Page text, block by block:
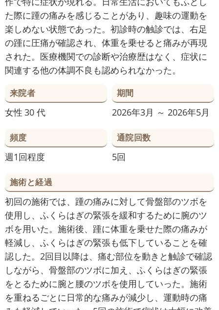
た際に踵の痛みを感じることがあり、趣味の運動を
楽しめない状態であった。初診時の触診では、右足
の踵に圧痛が確認され、体重を乗せると痛みが再現
された。医療機関での診断や治療歴はなく、症状に
関連する他の体調不良も認められなかった。
来院者
女性 30 代
期間
2026年3月 ～ 2026年5月
頻度
週1回程度
通院回数
5回
施術と経過
初回の施術では、踵の痛みに対して骨盤部のツボを
使用し、ふくらはぎの緊張を緩和するために腕のツ
ボを用いた。施術後、踵に体重を乗せた際の痛みが
軽減し、ふくらはぎの緊張も低下していることを確
認した。2回目以降は、痛む部位を動きと触診で確認
しながら、骨盤部のツボに加え、ふくらはぎの緊張
をとるために腕と腰のツボを使用していった。施術
を重ねるごとに日常的な痛みが減少し、運動時の痛